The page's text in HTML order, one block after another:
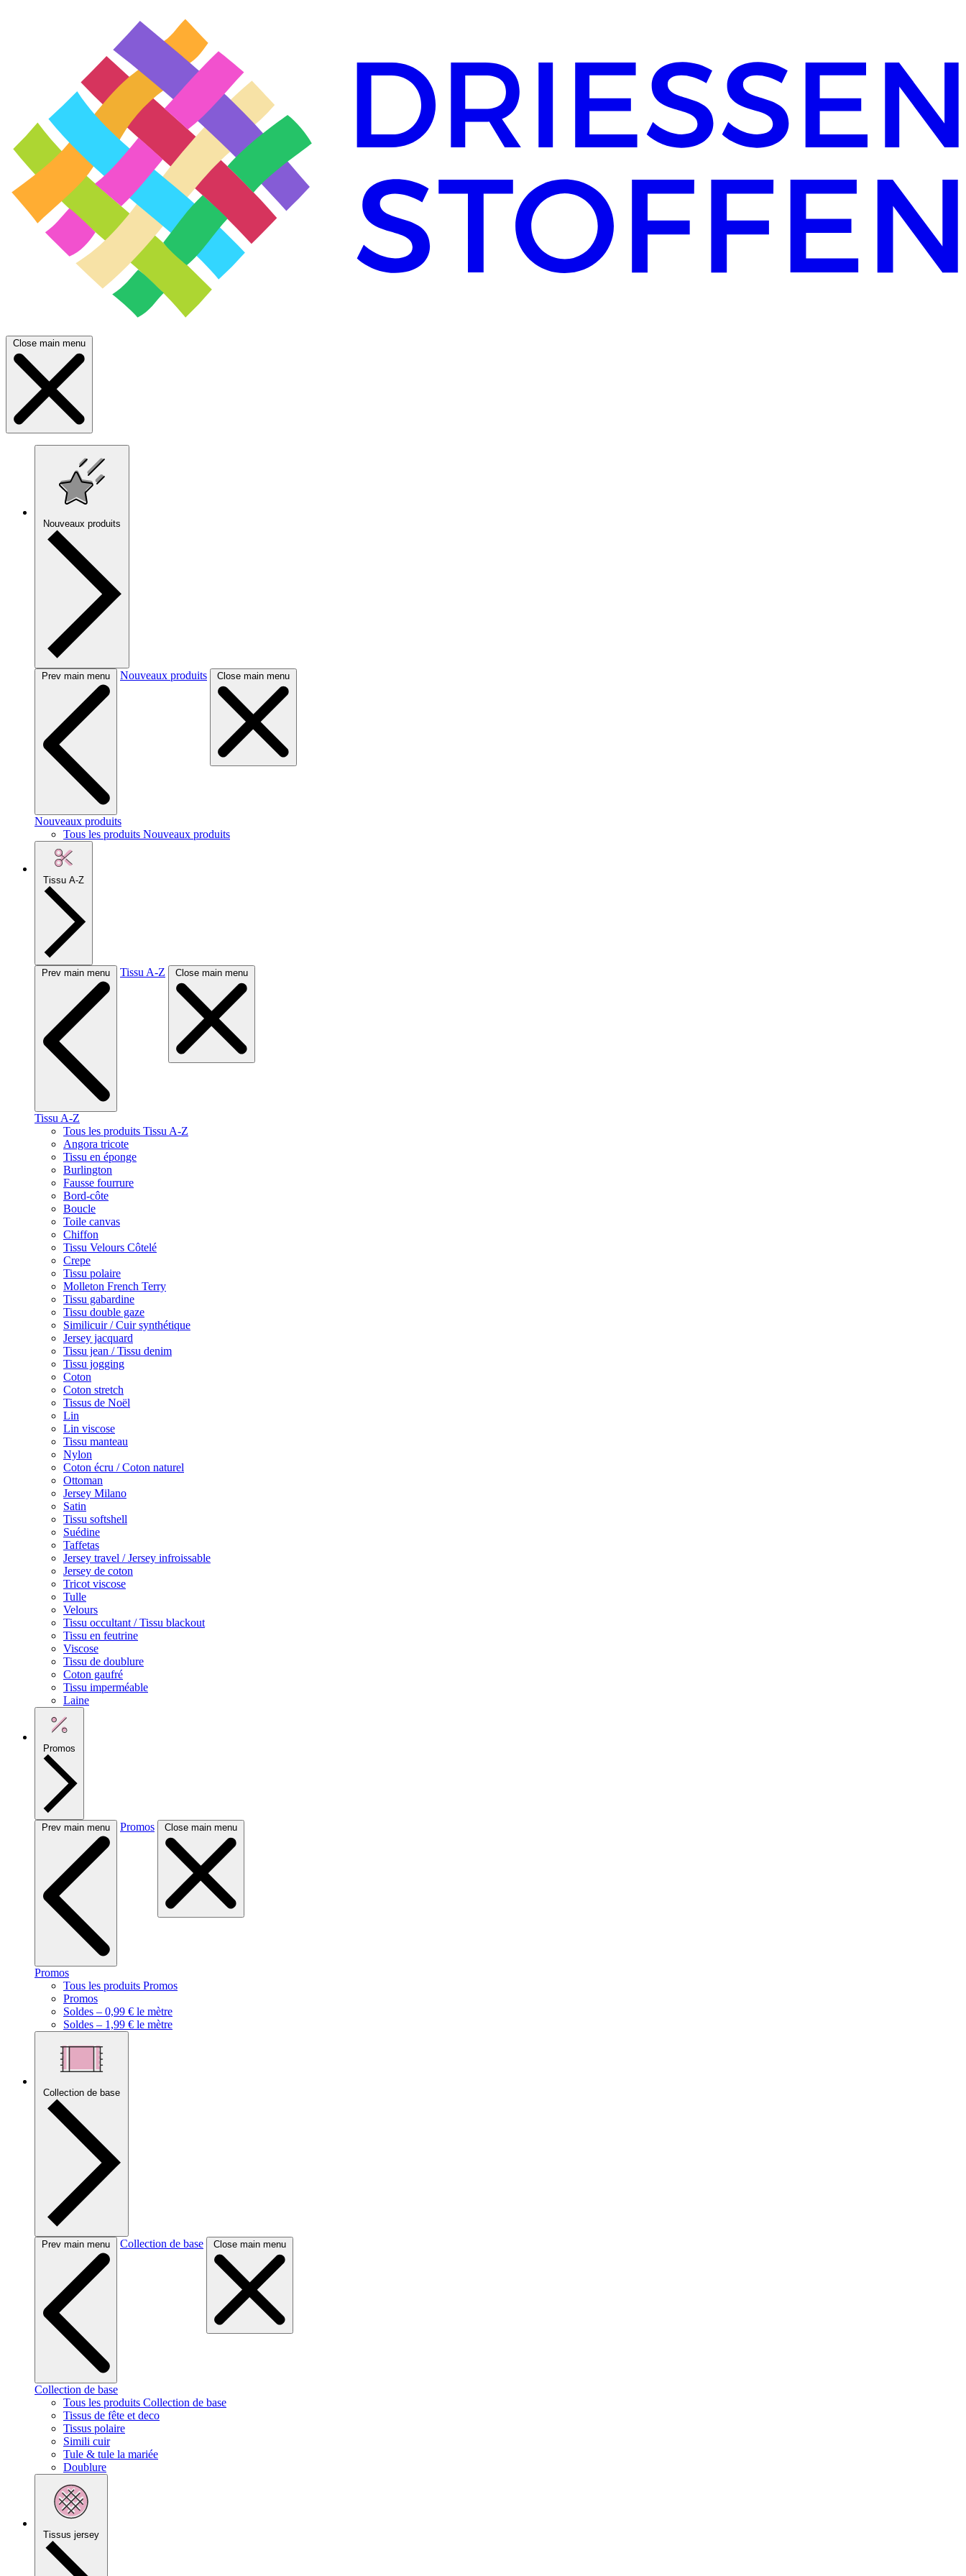
Close main menu
Nouveaux produits
Prev main menu Nouveaux produits Close main menu
Nouveaux produits
Tous les produits Nouveaux produits
Tissu A-Z
Prev main menu Tissu A-Z Close main menu
Tissu A-Z
Tous les produits Tissu A-Z
Angora tricote
Tissu en éponge
Burlington
Fausse fourrure
Bord-côte
Boucle
Toile canvas
Chiffon
Tissu Velours Côtelé
Crepe
Tissu polaire
Molleton French Terry
Tissu gabardine
Tissu double gaze
Similicuir / Cuir synthétique
Jersey jacquard
Tissu jean / Tissu denim
Tissu jogging
Coton
Coton stretch
Tissus de Noël
Lin
Lin viscose
Tissu manteau
Nylon
Coton écru / Coton naturel
Ottoman
Jersey Milano
Satin
Tissu softshell
Suédine
Taffetas
Jersey travel / Jersey infroissable
Jersey de coton
Tricot viscose
Tulle
Velours
Tissu occultant / Tissu blackout
Tissu en feutrine
Viscose
Tissu de doublure
Coton gaufré
Tissu imperméable
Laine
Promos
Prev main menu Promos Close main menu
Promos
Tous les produits Promos
Promos
Soldes – 0,99 € le mètre
Soldes – 1,99 € le mètre
Collection de base
Prev main menu Collection de base Close main menu
Collection de base
Tous les produits Collection de base
Tissus de fête et deco
Tissus polaire
Simili cuir
Tule & tule la mariée
Doublure
Tissus jersey